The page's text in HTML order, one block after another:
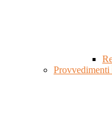
Provvedimenti